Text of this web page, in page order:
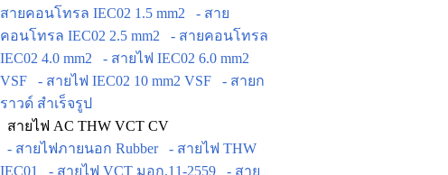
สายคอนโทรล IEC02 1.5 mm2
- สาย
คอนโทรล IEC02 2.5 mm2
- สายคอนโทรล
IEC02 4.0 mm2
- สายไฟ IEC02 6.0 mm2
VSF
- สายไฟ IEC02 10 mm2 VSF
- สายก
ราวด์ สำเร็จรูป
สายไฟ AC THW VCT CV
- สายไฟภายนอก Rubber
- สายไฟ THW
IEC01
- สายไฟ VCT มอก.11-2559
- สาย